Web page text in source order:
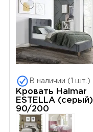
В наличии (1 шт.)
Кровать Halmar
ESTELLA (серый)
90/200